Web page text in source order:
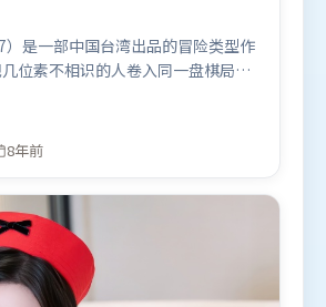
是一部中国台湾出品的冒险类型作
位素不相识的人卷入同一盘棋局，
演。叙事线索多线并进，最终在关
鞍华执导，赵丽颖、弗洛伦丝·皮
·汗等联袂出演。影片于2017年12
。
8年前